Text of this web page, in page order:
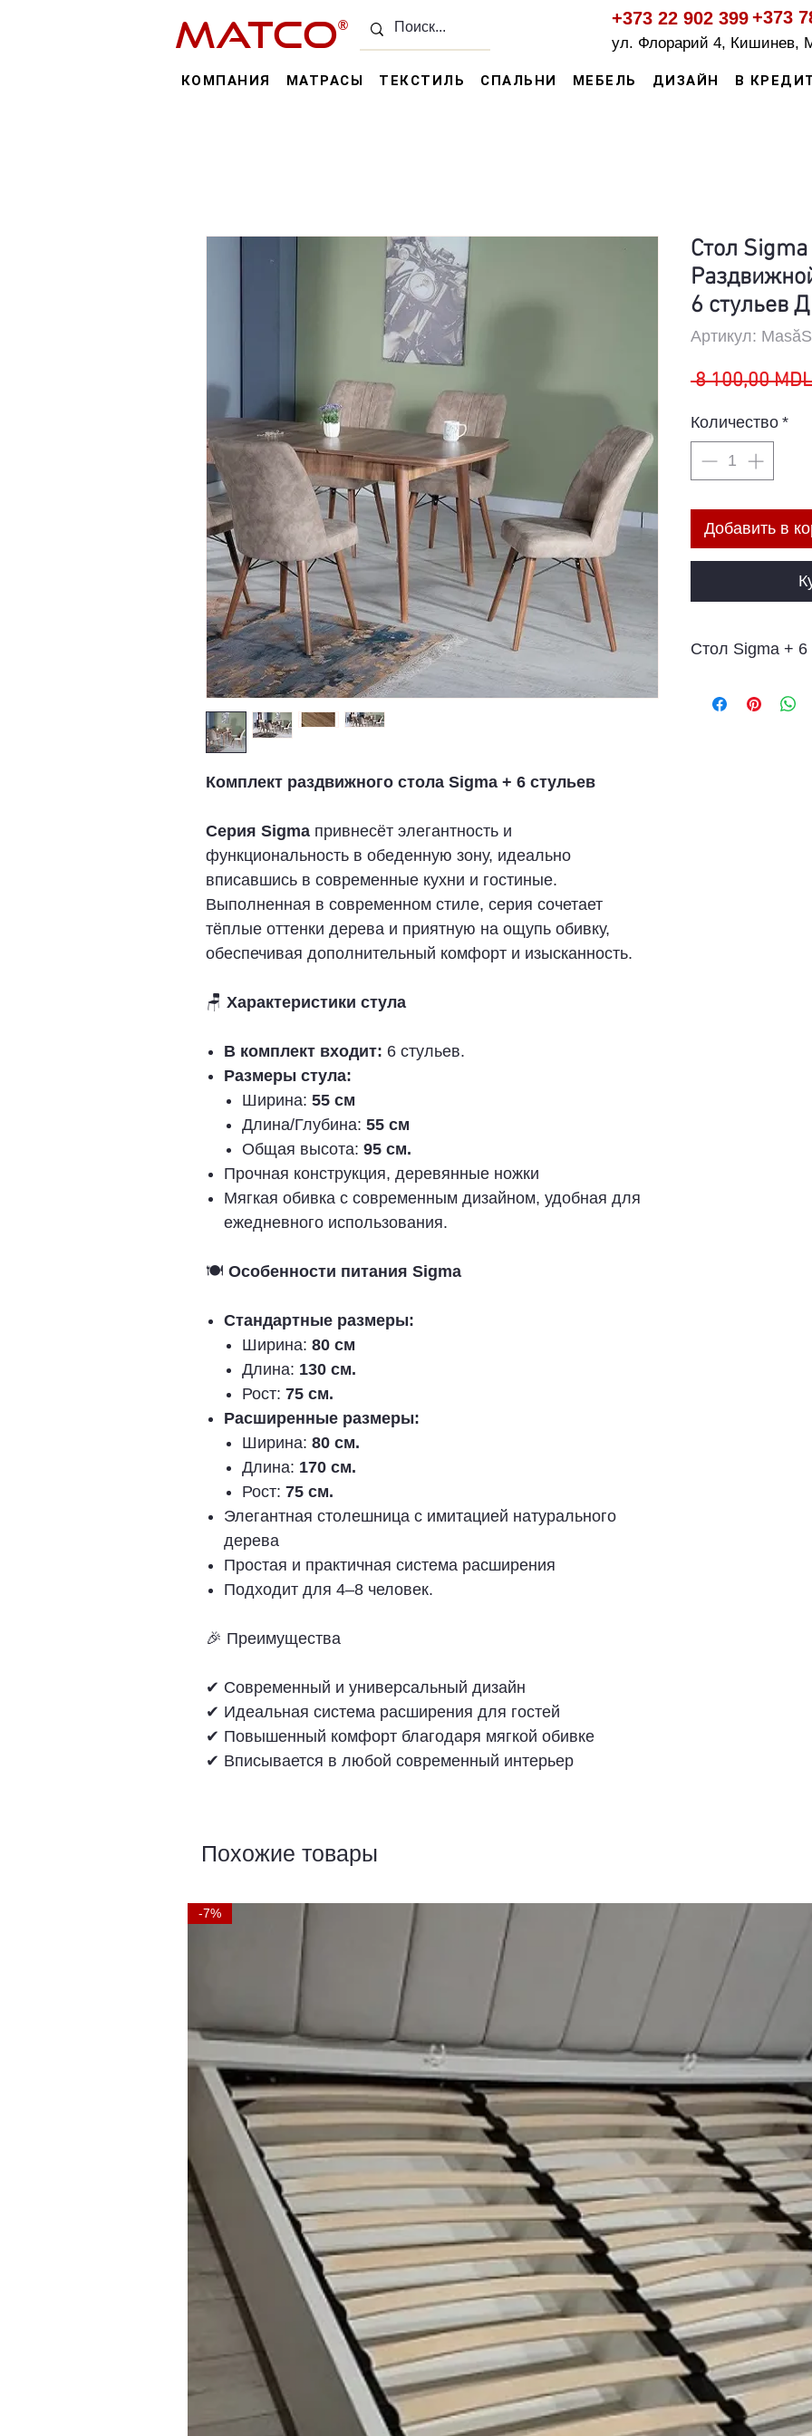
MATCO®
ул. Флорарий 4, Кишинев,
+373 22 902 399+373
КОМПАНИЯ МАТРАСЫ ТЕКСТИЛЬ СПАЛЬНИ МЕБЕЛЬ ДИЗАЙН В
Комплект раздвижного стола Sigma + 6 стульев
Серия Sigma привнесёт элегантность и
функциональность в обеденную зону, идеально
вписавшись в современные кухни и гостиные.
Выполненная в современном стиле, серия сочетает
тёплые оттенки дерева и приятную на ощупь обивку,
обеспечивая дополнительный комфорт и изысканность.
🪑 Характеристики стула
В комплект входит: 6 стульев.
Размеры стула:
Ширина: 55 см
Длина/Глубина: 55 см
Общая высота: 95 см.
Прочная конструкция, деревянные ножки
Мягкая обивка с современным дизайном, удобная для
ежедневного использования.
🍽️ Особенности питания Sigma
Стандартные размеры:
Ширина: 80 см
Длина: 130 см.
Рост: 75 см.
Расширенные размеры:
Ширина: 80 см.
Длина: 170 см.
Рост: 75 см.
Элегантная столешница с имитацией натурального
дерева
Простая и практичная система расширения
Подходит для 4–8 человек.
🎉 Преимущества
✔ Современный и универсальный дизайн
✔ Идеальная система расширения для гостей
✔ Повышенный комфорт благодаря мягкой обивке
✔ Вписывается в любой современный интерьер
Стол
6 стульев
Артикул:
8 100,00
Количество *
Добавить в
Стол Sigma + 6
Таблица цен 1
Похожие товары
-7%